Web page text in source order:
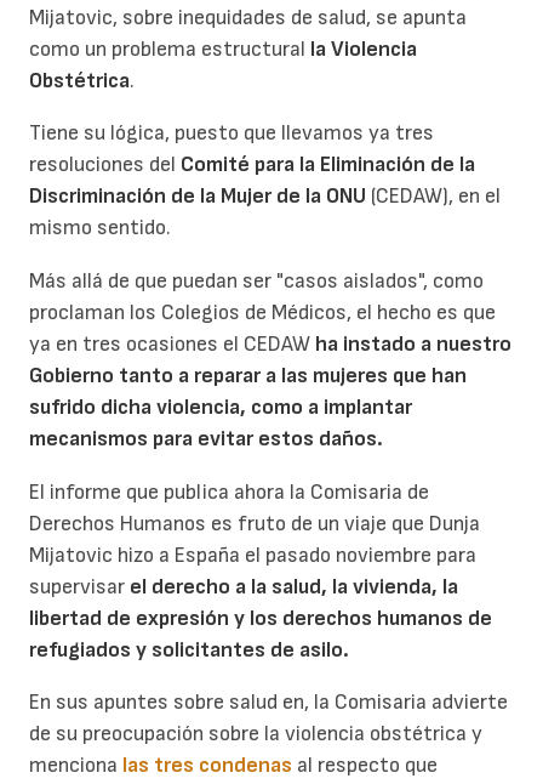
Mijatovic, sobre inequidades de salud, se apunta
como un problema estructural la Violencia
Obstétrica.
Tiene su lógica, puesto que llevamos ya tres
resoluciones del Comité para la Eliminación de la
Discriminación de la Mujer de la ONU (CEDAW), en el
mismo sentido.
Más allá de que puedan ser "casos aislados", como
proclaman los Colegios de Médicos, el hecho es que
ya en tres ocasiones el CEDAW ha instado a nuestro
Gobierno tanto a reparar a las mujeres que han
sufrido dicha violencia, como a implantar
mecanismos para evitar estos daños.
El informe que publica ahora la Comisaria de
Derechos Humanos es fruto de un viaje que Dunja
Mijatovic hizo a España el pasado noviembre para
supervisar el derecho a la salud, la vivienda, la
libertad de expresión y los derechos humanos de
refugiados y solicitantes de asilo.
En sus apuntes sobre salud en, la Comisaria advierte
de su preocupación sobre la violencia obstétrica y
menciona las tres condenas al respecto que